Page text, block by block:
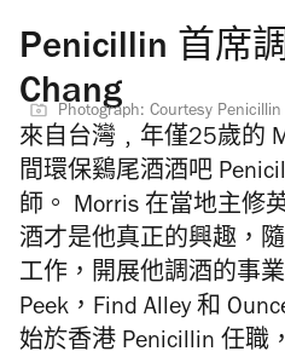
Penicillin 首席
Chang
Photograph: Courtesy Penicillin
來自台灣﹐年僅25歲的
間環保鷄尾酒酒吧
師。
Morris 在當地主修
酒才是他真正的興趣，
工作，開展他調酒的事
Peek ， Find Alley 和
始於香港 Penicillin 任職